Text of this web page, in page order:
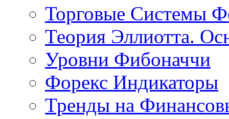
Торговые Системы
Теория Эллиотта.
Уровни Фибоначчи
Форекс Индикаторы
Тренды на